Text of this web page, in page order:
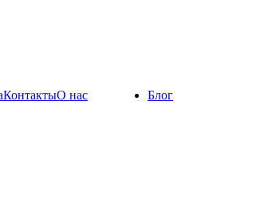
КонтактыО нас Блог